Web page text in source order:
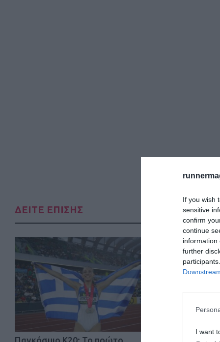
If you wish
sensitive
confirm
continue
information
further
I want
ΔΕΙΤΕ ΕΠΙΣΗΣ